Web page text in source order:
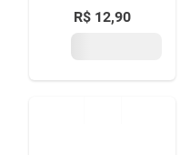
R$ 12,90